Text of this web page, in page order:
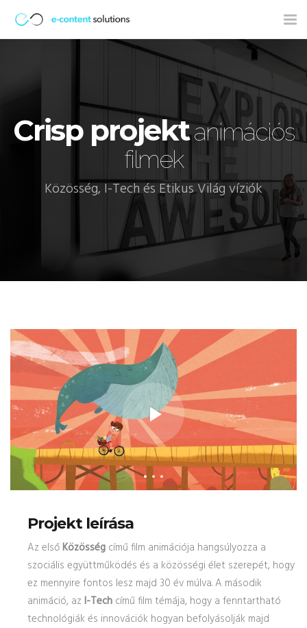
Crisp projektanimációs
filmek
Közösség, I-Tech és Etikus Világ víziók
Projekt leírása
Az elsőKözösség című film animációja hangsúlyozza a
szociális együttműködés és a közösségi élet szerepét, hogy
ez mennyire fontos lesz majd 30 év múlva. A második
animáció, az I-Tech című film témája, hogy a fenntartható
technológiák és innovációk hogyan befolyásolják majd